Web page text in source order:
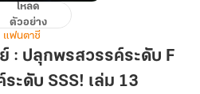
โหลด
ตัวอย่าง
แฟนตาซี
: ปลุกพรสวรรค์ระดับ F
ะดับ SSS! เล่ม 13